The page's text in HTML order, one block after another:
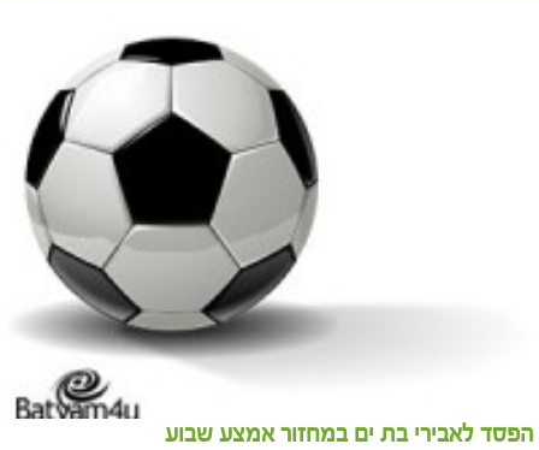
הפסד לאבירי בת ים במחזור אמצע שבוע